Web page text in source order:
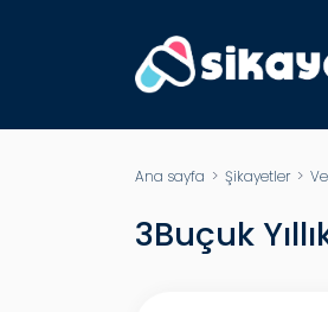
Ana sayfa > Şikayetler>
3Buçuk